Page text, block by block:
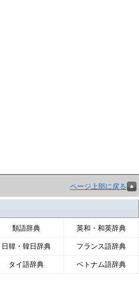
ページ上部に戻る
類語辞典 英和・和英辞典
日韓・韓日辞典 フランス語辞典
タイ語辞典 ベトナム語辞典